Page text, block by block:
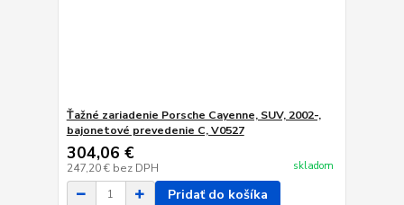
Ťažné zariadenie Porsche Cayenne, SUV, 2002-,
bajonetové prevedenie C, V0527
304,06 €
247,20 € bez DPH skladom
Pridať do košíka